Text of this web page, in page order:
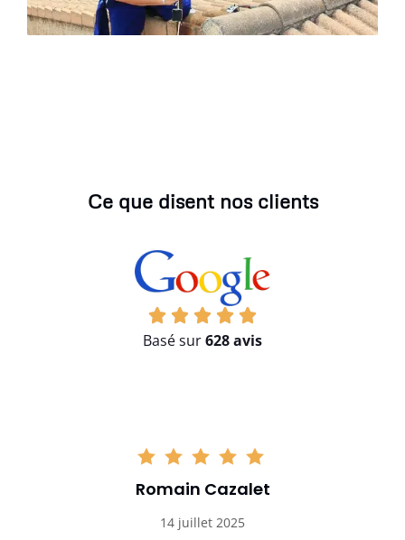
Ce que disent nos clients
Basé sur628 avis
Romain Cazalet
14 juillet 2025